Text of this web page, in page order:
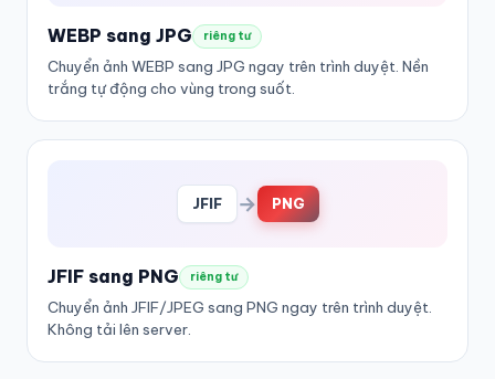
WEBP sang JPG riêng tư
Chuyển ảnh WEBP sang JPG ngay trên trình duyệt. Nền
trắng tự động cho vùng trong suốt.
JFIF → PNG
JFIF sang PNG riêng tư
Chuyển ảnh JFIF/JPEG sang PNG ngay trên trình duyệt.
Không tải lên server.